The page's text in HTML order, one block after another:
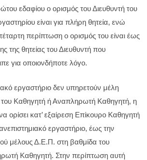
εδαφίου ο ορισμός του Διευθυντή του
είναι για πλήρη θητεία, ενώ
περίπτωση ο ορισμός του είναι έως
της θητείας του Διευθυντή που
για οποιονδήποτε λόγο.
εργαστήριο δεν υπηρετούν μέλη
Καθηγητή ή Αναπληρωτή Καθηγητή, η
ορίσει κατ’ εξαίρεση Επίκουρο Καθηγητή
εργαστήριο, έως την
μέλους Δ.Ε.Π. στη βαθμίδα του
Καθηγητή. Στην περίπτωση αυτή